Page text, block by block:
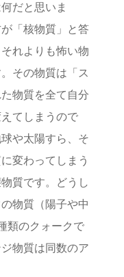
だと思いま
「核物質」と答
れよりも怖い物
その物質は「ス
物質を全て自分
てしまうので
や太陽すら、そ
変わってしまう
質です。どうし
物質（陽子や中
類のクォークで
物質は同数のア